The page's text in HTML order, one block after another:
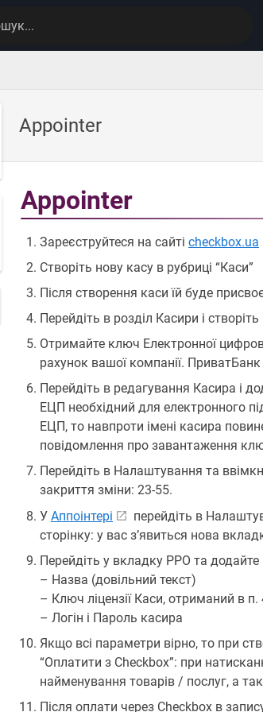
Appointer
Appointer
Зареєструйтеся на сайті checkbox.ua
Створіть нову касу в рубриці “Каси”
Після створення каси їй буде
Перейдіть в розділ Касири і
Отримайте ключ Електронної
рахунок вашої компанії.
Перейдіть в редагування Касира і
ЕЦП необхідний для електронного
ЕЦП, то навпроти імені касира
повідомлення про завантаження
Перейдіть в Налаштування та
закриття зміни: 23-55.
У Аппоінтері
перейдіть в
сторінку: у вас з’явиться нова
Перейдіть у вкладку РРО та
– Назва (довільний текст)
– Ключ ліцензії Каси, отриманий в п.
– Логін і Пароль касира
Якщо всі параметри вірно, то при
“Оплатити з Checkbox”: при
найменування товарів / послуг, а
Після оплати через Checkbox в